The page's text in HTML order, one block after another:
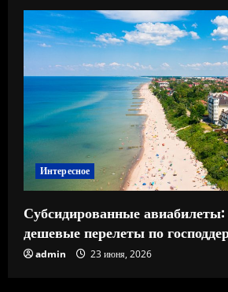
Интересное
Субсидированные
дешевые перелеты по
admin 23 июня, 2026